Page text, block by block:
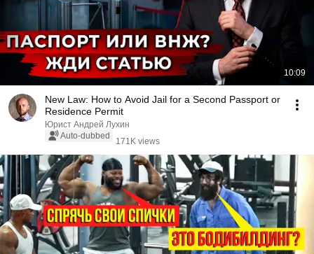
10:09
New Law: How to Avoid Jail for a Second Passport or
Residence Permit
Юрист Андрей Лухин
Auto-dubbed
171K views